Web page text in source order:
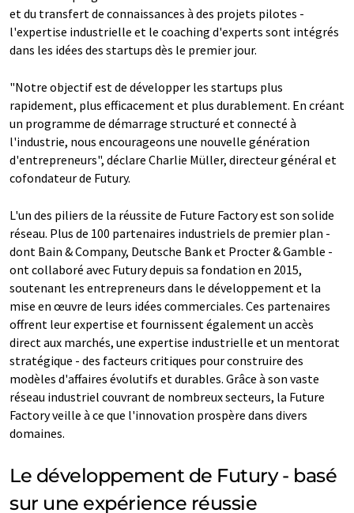
et du transfert de connaissances à des projets pilotes -
l'expertise industrielle et le coaching d'experts sont intégrés
dans les idées des startups dès le premier jour.
"Notre objectif est de développer les startups plus
rapidement, plus efficacement et plus durablement. En créant
un programme de démarrage structuré et connecté à
l'industrie, nous encourageons une nouvelle génération
d'entrepreneurs", déclare Charlie Müller, directeur général et
cofondateur de Futury.
L'un des piliers de la réussite de Future Factory est son solide
réseau. Plus de 100 partenaires industriels de premier plan -
dont Bain & Company, Deutsche Bank et Procter & Gamble -
ont collaboré avec Futury depuis sa fondation en 2015,
soutenant les entrepreneurs dans le développement et la
mise en œuvre de leurs idées commerciales. Ces partenaires
offrent leur expertise et fournissent également un accès
direct aux marchés, une expertise industrielle et un mentorat
stratégique - des facteurs critiques pour construire des
modèles d'affaires évolutifs et durables. Grâce à son vaste
réseau industriel couvrant de nombreux secteurs, la Future
Factory veille à ce que l'innovation prospère dans divers
domaines.
Le développement de Futury - basé
sur une expérience réussie